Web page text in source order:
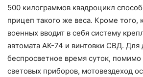
500 килограммов квадроцикл
прицеп такого же веса. Кроме того,
военных вводит в себя систему
автомата АК-74 и винтовки СВД. Для
беспросветное время суток,
световых приборов, мотовездеход